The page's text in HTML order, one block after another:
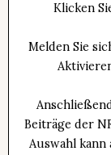
Klicken
Melden Sie
Beiträge der
Auswahl